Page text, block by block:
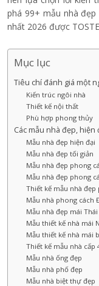
phá 99+ mẫu nhà
nhất 2026 được
Mục lục
Tiêu chí đánh giá một
Kiến trúc ngôi nhà
Thiết kế nội thất
Phù hợp phong thủy
Các mẫu nhà đẹp,
Mẫu nhà đẹp hiện đại
Mẫu nhà đẹp tối giản
Mẫu nhà đẹp phong
Mẫu nhà đẹp phong
Thiết kế mẫu nhà đẹp
Mẫu nhà phong cách
Mẫu nhà đẹp mái Thái
Mẫu thiết kế nhà mái
Mẫu thiết kế nhà mái
Thiết kế mẫu nhà cấp
Mẫu nhà ống đẹp
Mẫu nhà phố đẹp
Mẫu nhà biệt thự đẹp